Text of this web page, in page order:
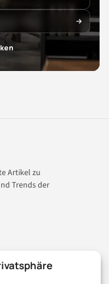
Artikel zu
Trends der